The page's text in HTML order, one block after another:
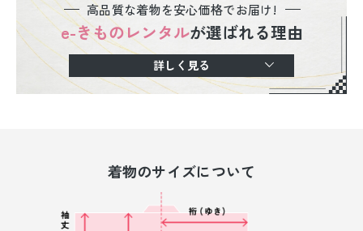
高品質な着物を安心価格でお届け!
e-きものレンタルが選ばれる理由
詳しく見る
着物のサイズについて